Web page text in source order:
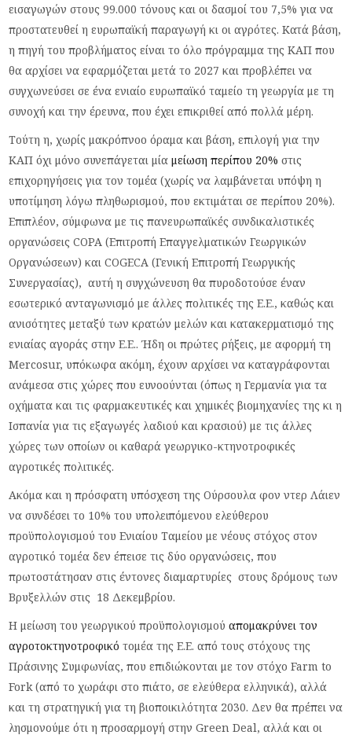
εισαγωγών στους 99.000 τόνους και οι δασμοί του 7,5% για να
προστατευθεί η ευρωπαϊκή παραγωγή κι οι αγρότες. Κατά βάση,
η πηγή του προβλήματος είναι το όλο πρόγραμμα της ΚΑΠ που
θα αρχίσει να εφαρμόζεται μετά το 2027 και προβλέπει να
συγχωνεύσει σε ένα ενιαίο ευρωπαϊκό ταμείο τη γεωργία με τη
συνοχή και την έρευνα, που έχει επικριθεί από πολλά μέρη.
Τούτη η, χωρίς μακρόπνοο όραμα και βάση, επιλογή για την
ΚΑΠ όχι μόνο συνεπάγεται μίαμείωση περίπου 20% στις
επιχορηγήσεις για τον τομέα (χωρίς να λαμβάνεται υπόψη η
υποτίμηση λόγω πληθωρισμού, που εκτιμάται σε περίπου 20%).
Επιπλέον, σύμφωνα με τις πανευρωπαϊκές συνδικαλιστικές
οργανώσεις COPA (Επιτροπή Επαγγελματικών Γεωργικών
Οργανώσεων) και COGECA (Γενική Επιτροπή Γεωργικής
Συνεργασίας), αυτή η συγχώνευση θα πυροδοτούσε έναν
εσωτερικό ανταγωνισμό με άλλες πολιτικές της Ε.Ε., καθώς και
ανισότητες μεταξύ των κρατών μελών και κατακερματισμό της
ενιαίας αγοράς στην Ε.Ε.. Ήδη οι πρώτες ρήξεις, με αφορμή τη
Mercosur, υπόκωφα ακόμη, έχουν αρχίσει να καταγράφονται
ανάμεσα στις χώρες που ευνοούνται (όπως η Γερμανία για τα
οχήματα και τις φαρμακευτικές και χημικές βιομηχανίες της κι η
Ισπανία για τις εξαγωγές λαδιού και κρασιού) με τις άλλες
χώρες των οποίων οι καθαρά γεωργικο-κτηνοτροφικές
αγροτικές πολιτικές.
Ακόμα και η πρόσφατη υπόσχεση της Ούρσουλα φον ντερ Λάιεν
να συνδέσει το 10% του υπολειπόμενου ελεύθερου
προϋπολογισμού του Ενιαίου Ταμείου με νέους στόχος στον
αγροτικό τομέα δεν έπεισε τις δύο οργανώσεις, που
πρωτοστάτησαν στις έντονες διαμαρτυρίες στους δρόμους των
Βρυξελλών στις 18 Δεκεμβρίου.
Η μείωση του γεωργικού προϋπολογισμούαπομακρύνει τον
αγροτοκτηνοτροφικό τομέα της Ε.Ε. από τους στόχους της
Πράσινης Συμφωνίας, που επιδιώκονται με τον στόχο Farm to
Fork (από το χωράφι στο πιάτο, σε ελεύθερα ελληνικά), αλλά
και τη στρατηγική για τη βιοποικιλότητα 2030. Δεν θα πρέπει να
λησμονούμε ότι η προσαρμογή στην Green Deal, αλλά και οι